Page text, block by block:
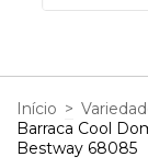
Início >
Barraca Cool
Bestway 68085